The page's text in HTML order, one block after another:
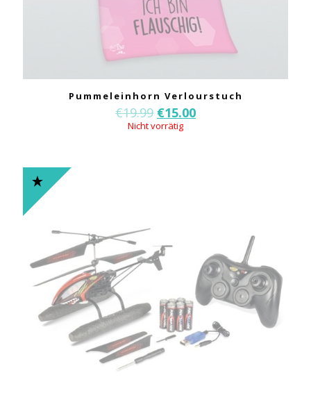
Pummeleinhorn Verlourstuch
€19.99 €15.00
Nicht vorrätig